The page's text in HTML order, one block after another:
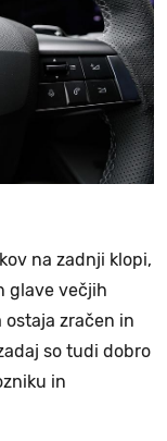
na zadnji klopi,
glave večjih
zračen in
so tudi dobro
in